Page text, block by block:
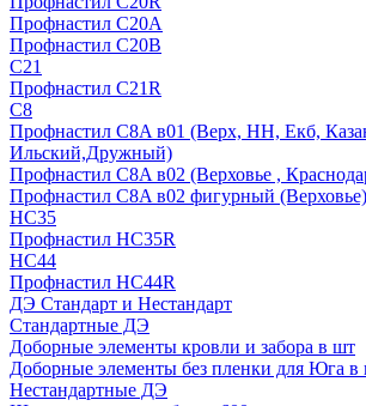
Профнастил С20А
Профнастил С20В
C21
Профнастил С21R
C8
Профнастил С8A в01 (Верх, НН, Екб,
Ильский,Дружный)
Профнастил С8A в02 (Верховье ,
Профнастил С8A в02 фигурный (Верховье)
HС35
Профнастил HC35R
НС44
Профнастил НС44R
ДЭ Стандарт и Нестандарт
Стандартные ДЭ
Доборные элементы кровли и забора в шт
Доборные элементы без пленки для Юга в
Нестандартные ДЭ